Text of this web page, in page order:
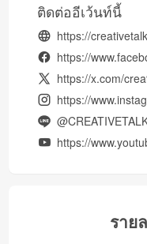
ติดต่ออีเว้นท์นี้
https://
https://
https://x.com/
https://
https://
ราย